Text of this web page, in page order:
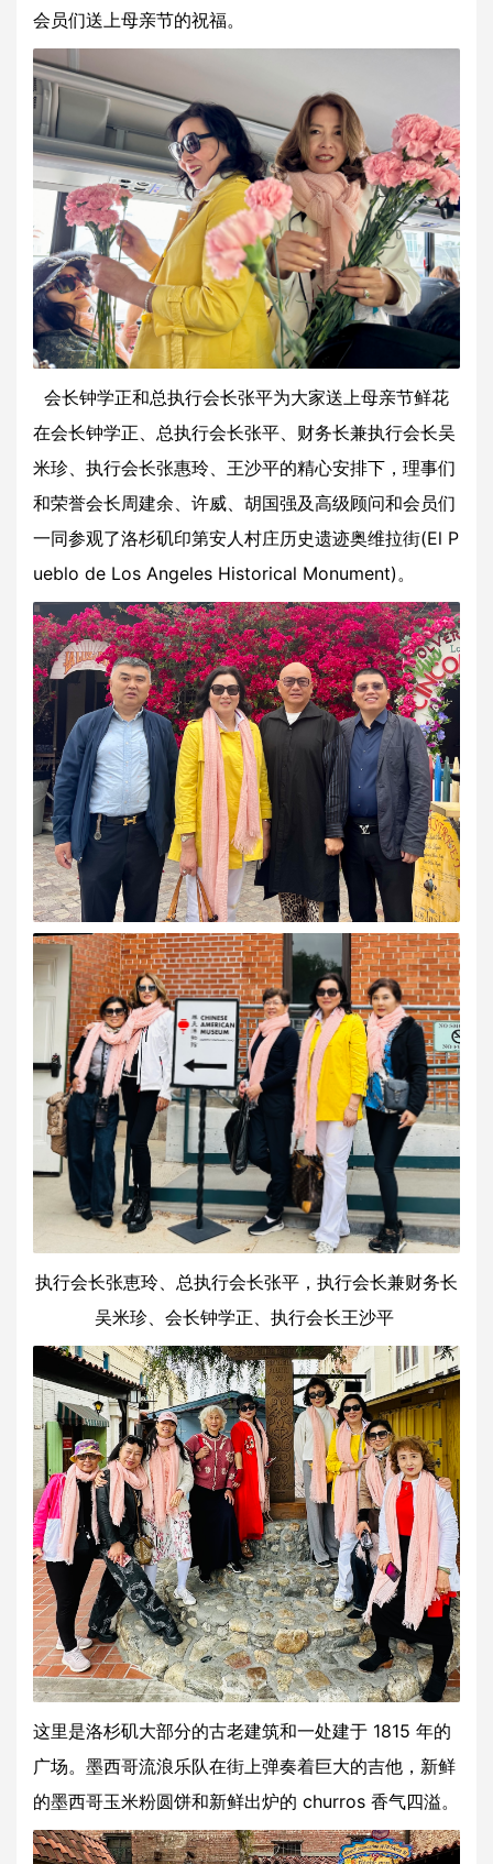
会员们送上母亲节的祝福。
会长钟学正和总执行会长张平为大家送上母亲节鲜花
在会长钟学正、总执行会长张平、财务长兼执行会长吴
米珍、执行会长张惠玲、王沙平的精心安排下，理事们
和荣誉会长周建余、许威、胡国强及高级顾问和会员们
一同参观了洛杉矶印第安人村庄历史遗迹奥维拉街(El P
ueblo de Los Angeles Historical Monument)。
执行会长张恵玲、总执行会长张平，执行会长兼财务长
吴米珍、会长钟学正、执行会长王沙平
这里是洛杉矶大部分的古老建筑和一处建于 1815 年的
广场。墨西哥流浪乐队在街上弹奏着巨大的吉他，新鲜
的墨西哥玉米粉圆饼和新鲜出炉的 churros 香气四溢。